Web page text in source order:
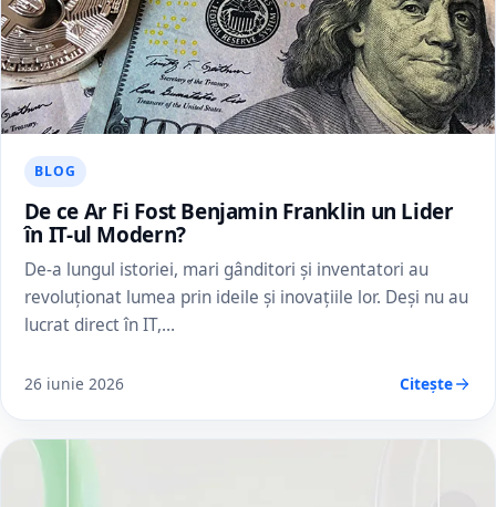
BLOG
De ce Ar Fi Fost Benjamin Franklin un Lider
în IT-ul Modern?
De-a lungul istoriei, mari gânditori și inventatori au
revoluționat lumea prin ideile și inovațiile lor. Deși nu au
lucrat direct în IT,…
26 iunie 2026 Citește